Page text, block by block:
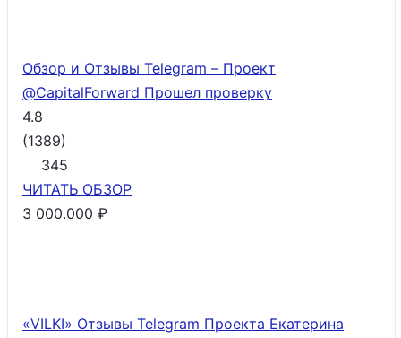
Обзор и Отзывы Telegram – Проект
@CapitalForward Прошел проверку
4.8
(1389)
345
ЧИТАТЬ ОБЗОР
3 000.000 ₽
«VILKI» Отзывы Telegram Проекта Екатерина